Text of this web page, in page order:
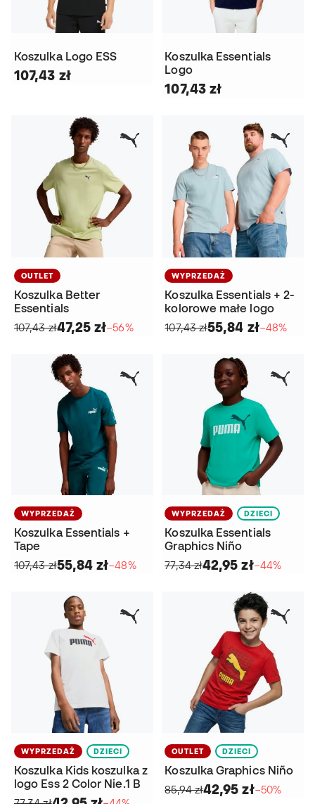
Koszulka Logo ESS
107,43 zł
Koszulka Essentials
Logo
107,43 zł
OUTLET
Koszulka Better
Essentials
107,43 zł47,25 zł−56%
WYPRZEDAŻ
Koszulka Essentials + 2-
kolorowe małe logo
107,43 zł55,84 zł−48%
WYPRZEDAŻ
Koszulka Essentials +
Tape
107,43 zł55,84 zł−48%
WYPRZEDAŻ DZIECI
Koszulka Essentials
Graphics Niño
77,34 zł42,95 zł−44%
WYPRZEDAŻ DZIECI
Koszulka Kids koszulka z
logo Ess 2 Color Nie.1 B
OUTLET DZIECI
Koszulka Graphics Niño
85,94 zł42,95 zł−50%